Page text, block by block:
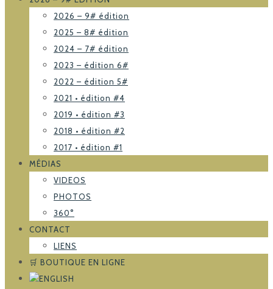
2026 – 9# édition
2025 – 8# édition
2024 – 7# édition
2023 – édition 6#
2022 – édition 5#
2021 • édition #4
2019 • édition #3
2018 • édition #2
2017 • édition #1
MÉDIAS
VIDEOS
PHOTOS
360°
CONTACT
LIENS
🛒 BOUTIQUE EN LIGNE